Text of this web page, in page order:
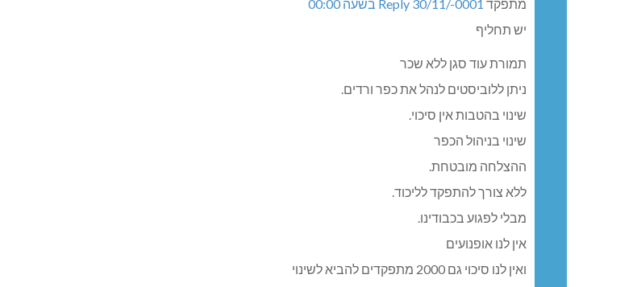
מתפקד Reply 30/11/-0001 בשעה 00:00
יש תחליף
תמורת עוד סגן ללא שכר
ניתן ללוביסטים לנהל את כפר ורדים.
שינוי בהטבות אין סיכוי.
שינוי בניהול הכפר
ההצלחה מובטחת.
ללא צורך להתפקד לליכוד.
מבלי לפגוע בכבודינו.
אין לנו אופנועים
ואין לנו סיכוי גם 2000 מתפקדים להביא לשינוי